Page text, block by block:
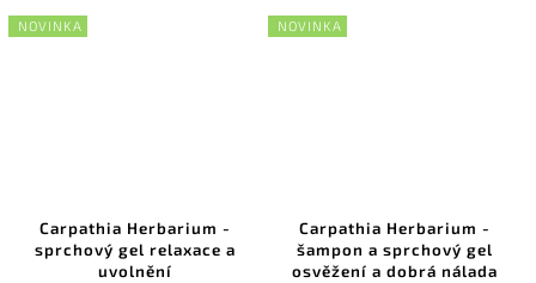
NOVINKA
Carpathia Herbarium -
sprchový gel relaxace a
uvolnění
NOVINKA
Carpathia Herbarium -
šampon a sprchový gel
osvěžení a dobrá nálada